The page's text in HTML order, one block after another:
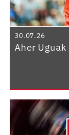
30.07.26
Aher